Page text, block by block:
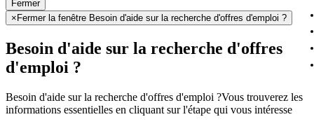
Fermer
× Fermer la fenêtre Besoin d'aide sur la recherche d'offres d'emploi ?
Besoin d'aide sur la recherche d'offres
d'emploi ?
Besoin d'aide sur la recherche d'offres d'emploi ?Vous trouverez les
informations essentielles en cliquant sur l'étape qui vous intéresse